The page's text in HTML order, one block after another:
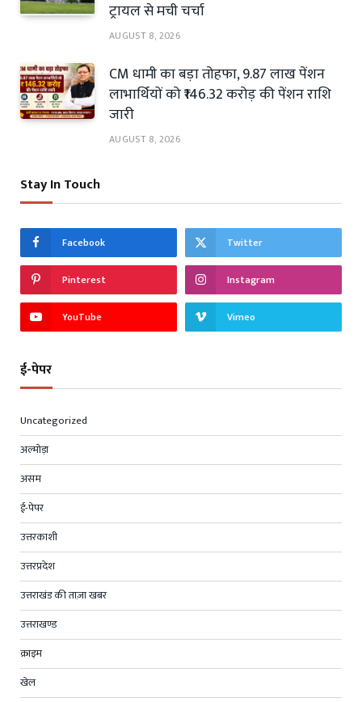
ट्रायल से मची चर्चा
AUGUST 8, 2026
CM धामी का बड़ा तोहफा, 9.87 लाख पेंशन
लाभार्थियों को ₹146.32 करोड़ की पेंशन राशि
जारी
AUGUST 8, 2026
Stay In Touch
Facebook Twitter
Pinterest Instagram
YouTube Vimeo
ई-पेपर
Uncategorized
अल्मोड़ा
असम
ई-पेपर
उत्तरकाशी
उत्तरप्रदेश
उत्तराखंड की ताज़ा खबर
उत्तराखण्ड
क्राइम
खेल